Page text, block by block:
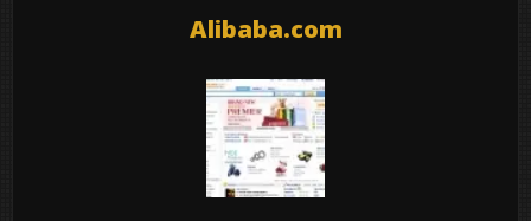
Alibaba.com